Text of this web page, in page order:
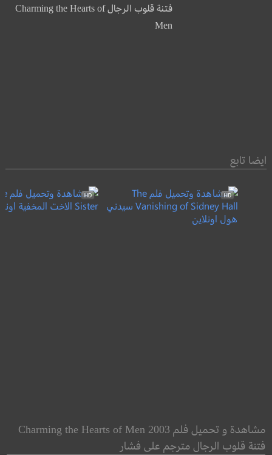
فتنة قلوب الرجال Charming the Hearts of
Men
ايضا تابع
سيدني هول
الاخت المخفية
مشاهدة و تحميل فلم Charming the Hearts of Men 2003
فتنة قلوب الرجال مترجم على فشار